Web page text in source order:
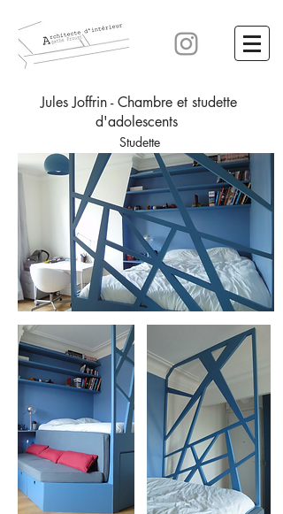
Jules Joffrin - Chambre et studette
d'adolescents
Studette